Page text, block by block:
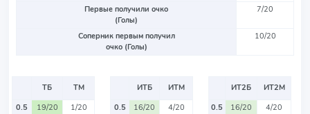
Первые получили очко
(Голы)
7/20
Соперник первым получил
очко (Голы)
10/20
ТБ
ТМ
0.5
19/20
1/20
ИТБ
ИТМ
0.5
16/20
4/20
ИТ2Б
ИТ2М
0.5
16/20
4/20